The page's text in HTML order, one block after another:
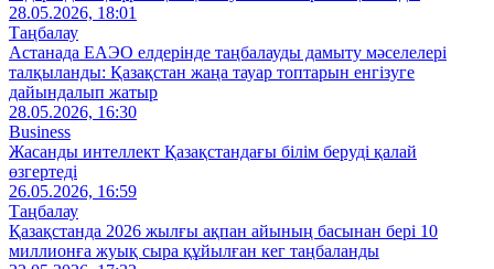
28.05.2026, 18:01
Таңбалау
Астанада ЕАЭО елдерінде таңбалауды дамыту мәселелері
талқыланды: Қазақстан жаңа тауар топтарын енгізуге
дайындалып жатыр
28.05.2026, 16:30
Business
Жасанды интеллект Қазақстандағы білім беруді қалай
өзгертеді
26.05.2026, 16:59
Таңбалау
Қазақстанда 2026 жылғы ақпан айының басынан бері 10
миллионға жуық сыра құйылған кег таңбаланды